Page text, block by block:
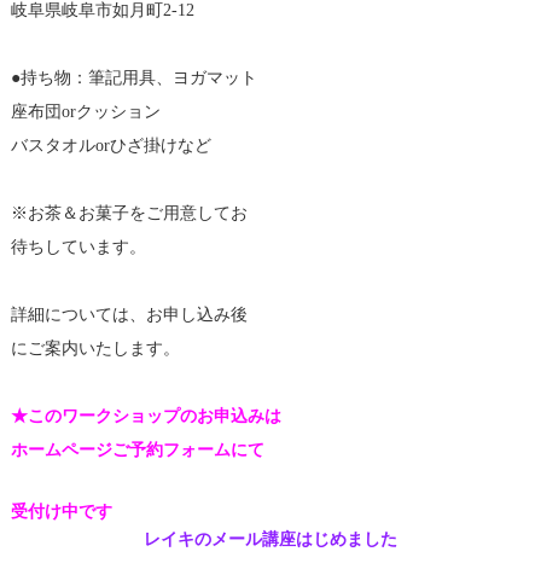
岐阜県岐阜市如月町2-12
●持ち物：筆記用具、ヨガマット
座布団orクッション
バスタオルorひざ掛けなど
※お茶＆お菓子をご用意してお
待ちしています。
詳細については、お申し込み後
にご案内いたします。
★このワークショップのお申込みは
ホームページご予約フォームにて
受付け中です
レイキのメール講座はじめました